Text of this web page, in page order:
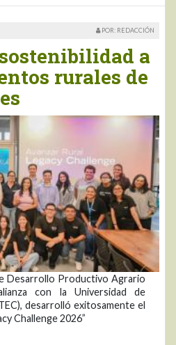
POR: REDACCIÓN
a
rurales de
Desarrollo Productivo Agrario
con la Universidad de
desarrolló exitosamente el
Challenge 2026”